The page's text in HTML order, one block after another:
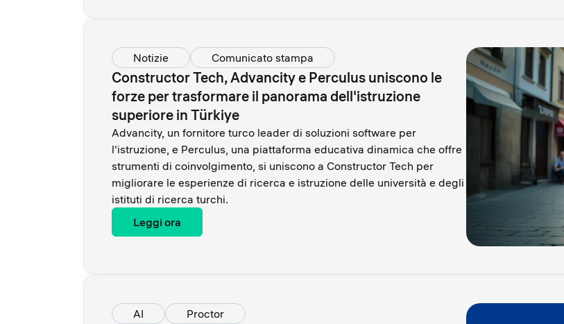
Notizie Comunicato stampa
Constructor Tech, Advancity e Perculus uniscono le
forze per trasformare il panorama dell'istruzione
superiore in Türkiye
Advancity, un fornitore turco leader di soluzioni software per
l'istruzione, e Perculus, una piattaforma educativa dinamica che offre
strumenti di coinvolgimento, si uniscono a Constructor Tech per
migliorare le esperienze di ricerca e istruzione delle università e degli
istituti di ricerca turchi.
Leggi ora
AI Proctor